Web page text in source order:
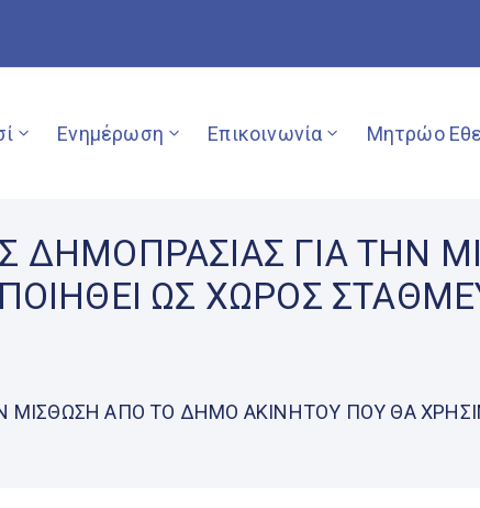
Ενημέρωση Επικοινωνία Μητρώο
ΔΗΜΟΠΡΑΣΙΑΣ ΓΙΑ ΤΗΝ
ΩΣ ΧΩΡΟΣ
ΜΙΣΘΩΣΗ ΑΠΟ ΤΟ ΔΗΜΟ ΑΚΙΝΗΤΟΥ ΠΟΥ ΘΑ